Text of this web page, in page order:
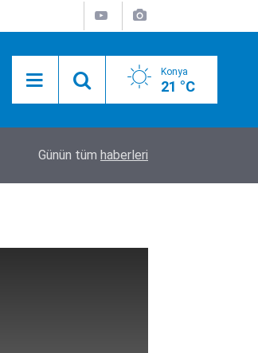
Konya
21 °C
Camide asılı halde bulundu
Günün tüm haberleri